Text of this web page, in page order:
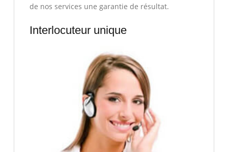
de nos services une garantie de résultat.
Interlocuteur unique